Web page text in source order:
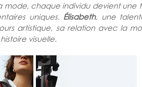
mode, chaque individu devient
uniques. Élisabeth, une
artistique, sa relation avec la
visuelle.